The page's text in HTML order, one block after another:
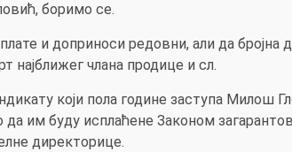
боримо се.
и доприноси редовни, али да бројна
најближег члана продице и сл.
који пола године заступа Милош
им буду исплаћене Законом
директорице.